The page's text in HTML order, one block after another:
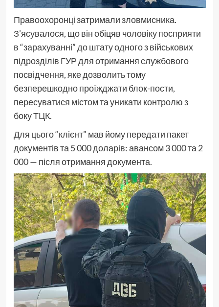
Правоохоронці затримали зловмисника.
З’ясувалося, що він обіцяв чоловіку посприяти
в “зарахуванні” до штату одного з військових
підрозділів ГУР для отримання службового
посвідчення, яке дозволить тому
безперешкодно проїжджати блок-пости,
пересуватися містом та уникати контролю з
боку ТЦК.
Для цього “клієнт” мав йому передати пакет
документів та 5 000 доларів: авансом 3 000 та 2
000 — після отримання документа.